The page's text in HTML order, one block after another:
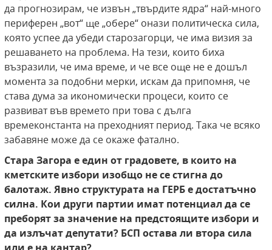
да прогнозирам, че извън „твърдите ядра“ най-много
периферен „вот“ ще „обере“ онази политическа сила,
която успее да убеди старозагорци, че има визия за
решаването на проблема. На тези, които биха
възразили, че има време, и че все още не е дошъл
момента за подобни мерки, искам да припомня, че
става дума за икономически процеси, които се
развиват във времето при това с дълга
времеконстанта на преходният период. Така че всяко
забавяне може да се окаже фатално.
Стара Загора е един от градовете, в които на
кметските избори изобщо не се стигна до
балотаж. Явно структурата на ГЕРБ е достатъчно
силна. Кои други партии имат потенциал да се
преборят за значение на предстоящите избори и
да излъчат депутати? БСП остава ли втора сила